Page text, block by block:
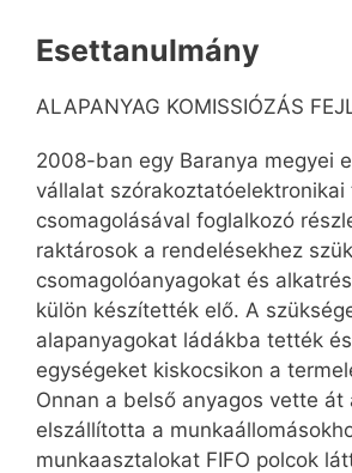
Esettanulmány
ALAPANYAG KOMISSIÓZÁS
2008-ban egy Baranya megyei
vállalat
csomagolásával foglalkozó
raktárosok a rendelésekhez
csomagolóanyagokat és
külön készítették elő. A
alapanyagokat ládákba tették
egységeket kiskocsikon a
Onnan a belső anyagos vette át
elszállította a
munkaasztalokat FIFO polcok